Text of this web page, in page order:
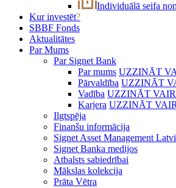
Individuālā seifa
Kur investēt?
SBBF Fonds
Aktualitātes
Par Mums
Par Signet Bank
Par mums UZZINĀT
Pārvaldība UZZINĀT
Vadība UZZINĀT
Karjera UZZINĀT
Ilgtspēja
Finanšu informācija
Signet Asset Management
Signet Banka medijos
Atbalsts sabiedrībai
Mākslas kolekcija
Prāta Vētra